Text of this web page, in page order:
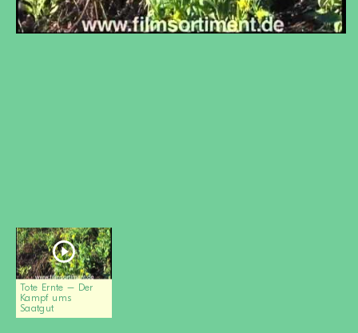
Tote Ernte – Der
Kampf ums
Saatgut
Medien
Film-Kits
Login